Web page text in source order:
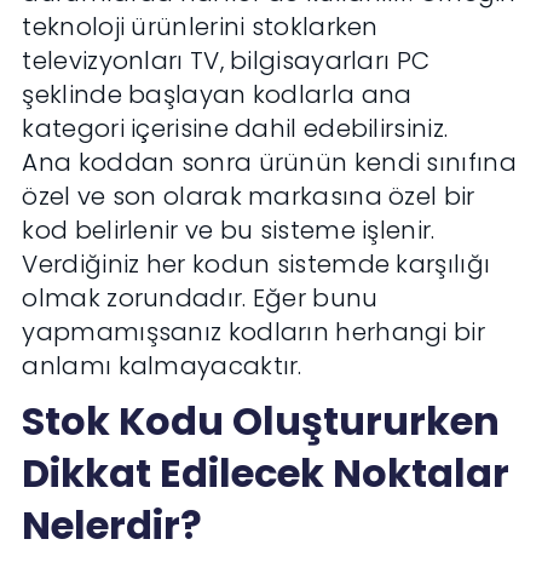
teknoloji ürünlerini stoklarken
televizyonları TV, bilgisayarları PC
şeklinde başlayan kodlarla ana
kategori içerisine dahil edebilirsiniz.
Ana koddan sonra ürünün kendi sınıfına
özel ve son olarak markasına özel bir
kod belirlenir ve bu sisteme işlenir.
Verdiğiniz her kodun sistemde karşılığı
olmak zorundadır. Eğer bunu
yapmamışsanız kodların herhangi bir
anlamı kalmayacaktır.
Stok Kodu Oluştururken
Dikkat Edilecek Noktalar
Nelerdir?